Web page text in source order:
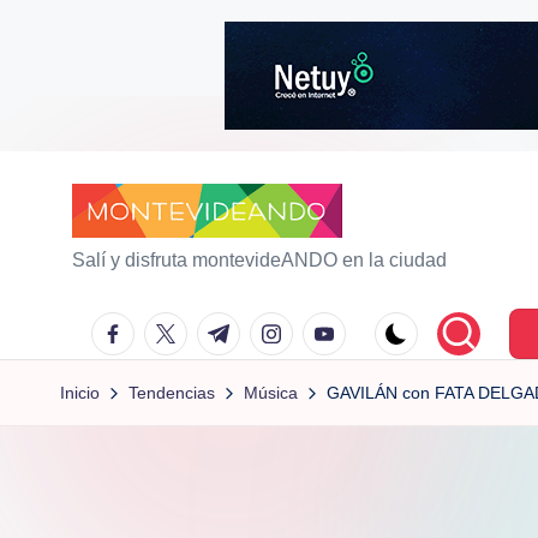
m
n
t
Salí y disfruta montevideANDO en la ciudad
facebook.com
twitter.com
t.me instagram.com
youtube.com
Inicio Tendencias Música GAVILÁN con FATA